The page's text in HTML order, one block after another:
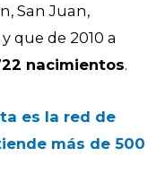
San Juan,
que de 2010 a
nacimientos.
es la red de
más de 500